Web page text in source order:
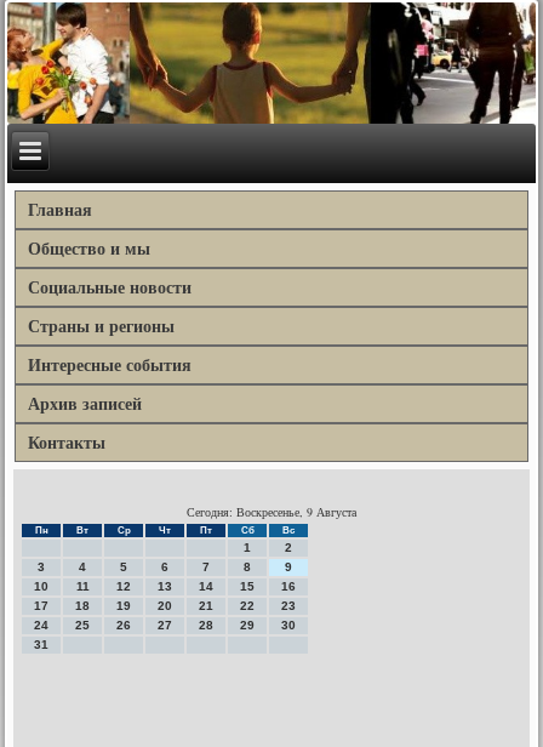
Главная
Общество и мы
Социальные новости
Страны и регионы
Интересные события
Архив записей
Контакты
Сегодня: Воскресенье, 9 Августа
Пн Вт Ср Чт Пт Сб Вс
1
2
3
4 5 6 7 8
9
10
11 12 13 14 15
16
17
18 19 20 21 22
23
24
25 26 27 28 29
30
31